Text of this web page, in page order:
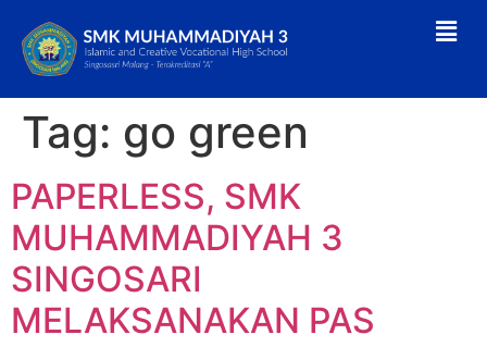
Tag: go green
PAPERLESS, SMK
MUHAMMADIYAH 3
SINGOSARI
MELAKSANAKAN PAS